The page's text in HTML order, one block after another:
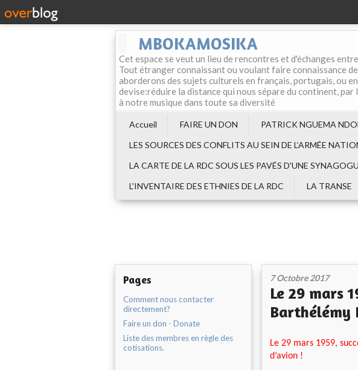
MBOKAMOSIKA
Cet espace se veut un lieu de rencontres et d'échanges
Tout étranger connaissant ou voulant faire connaissance
aborderons des sujets culturels en français, portugais, ou
devise:réduire la distance qui nous sépare du continent,
à notre musique dans toute sa diversité
Accueil FAIRE UN DON
PATRICK NGUEMA
LES SOURCES DES CONFLITS AU SEIN DE L‘ARMÉE
LA CARTE DE LA RDC SOUS LES PAVÉS D'UNE
L'INVENTAIRE DES ETHNIES DE LA RDC
LA TRANSE
Pages
Comment nous contacter
directement?
Faire un don - Donate
Liste des membres en règle des
cotisations.
7 Octobre 2017
Le 29 mars
Barthélémy
Le 29 mars 1959,
d’avion !